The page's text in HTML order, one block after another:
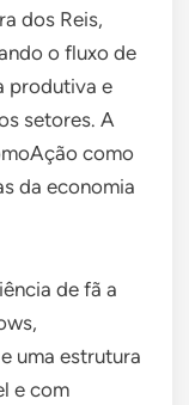
dos Reis,
o fluxo de
produtiva e
setores. A
como
da economia
de fã a
uma estrutura
e com